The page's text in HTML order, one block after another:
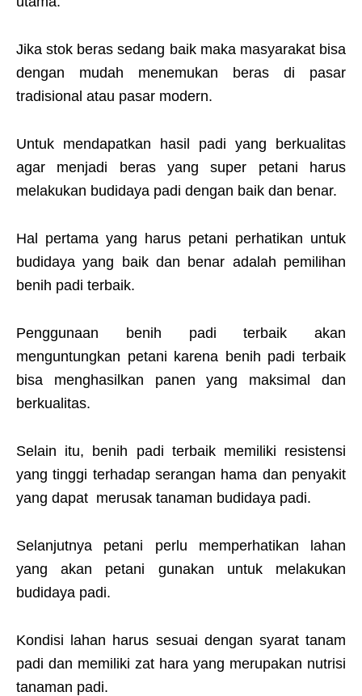
Jika stok beras sedang baik maka masyarakat bisa
dengan mudah menemukan beras di pasar
tradisional atau pasar modern.
Untuk mendapatkan hasil padi yang berkualitas
agar menjadi beras yang super petani harus
melakukan budidaya padi dengan baik dan benar.
Hal pertama yang harus petani perhatikan untuk
budidaya yang baik dan benar adalah pemilihan
benih padi terbaik.
Penggunaan benih padi terbaik akan
menguntungkan petani karena benih padi terbaik
bisa menghasilkan panen yang maksimal dan
berkualitas.
Selain itu, benih padi terbaik memiliki resistensi
yang tinggi terhadap serangan hama dan penyakit
yang dapat merusak tanaman budidaya padi.
Selanjutnya petani perlu memperhatikan lahan
yang akan petani gunakan untuk melakukan
budidaya padi.
Kondisi lahan harus sesuai dengan syarat tanam
padi dan memiliki zat hara yang merupakan nutrisi
tanaman padi.